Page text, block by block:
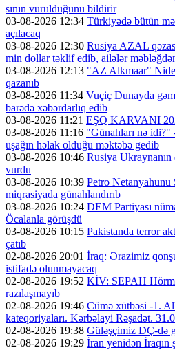
sının vurulduğunu bildirir
03-08-2026 12:34 Türkiyədə bütün
açılacaq
03-08-2026 12:30 Rusiya AZAL
min dollar təklif edib, ailələr
03-08-2026 12:13 "AZ Alkmaar"
qazanıb
03-08-2026 11:34 Vuçiç Dunayda
barədə xəbərdarlıq edib
03-08-2026 11:21 EŞQ KARVANI
03-08-2026 11:16 "Günahları nə
uşağın həlak olduğu məktəbə gedib
03-08-2026 10:46 Rusiya
vurdu
03-08-2026 10:39 Petro Netanyahunu
miqrasiyada günahlandırıb
03-08-2026 10:24 DEM Partiyası
Öcalanla görüşdü
03-08-2026 10:15 Pakistanda terror
çatıb
02-08-2026 20:01 İraq: Ərazimiz
istifadə olunmayacaq
02-08-2026 19:52 KİV: SEPAH
razılaşmayıb
02-08-2026 19:46 Cümə xütbəsi -1.
kateqoriyaları. Kərbəlayi Rəşadət.
02-08-2026 19:38 Güləşçimiz DÇ-də
02-08-2026 19:29 İran yenidən İraqın